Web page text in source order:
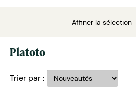
Affiner la sélection
Platoto
Trier par :